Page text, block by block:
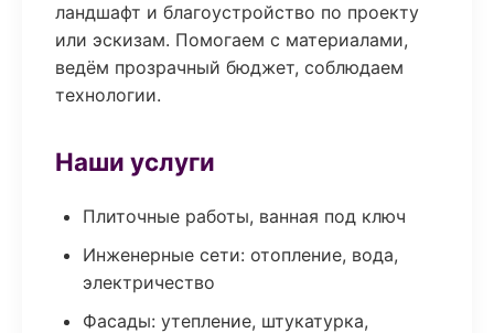
ландшафт и благоустройство по проекту
или эскизам. Помогаем с материалами,
ведём прозрачный бюджет, соблюдаем
технологии.
Наши услуги
Плиточные работы, ванная под ключ
Инженерные сети: отопление, вода,
электричество
Фасады: утепление, штукатурка,